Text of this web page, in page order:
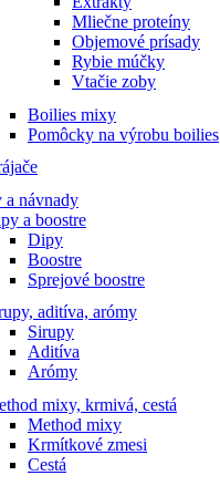
Mliečne proteíny
Objemové prísady
Rybie múčky
Vtačie zoby
Boilies mixy
Pomôcky na výrobu boilies
a návnady
a boostre
Dipy
Boostre
Sprejové boostre
aditíva, arómy
Sirupy
Aditíva
Arómy
mixy, krmivá, cestá
Method mixy
Krmítkové zmesi
Cestá